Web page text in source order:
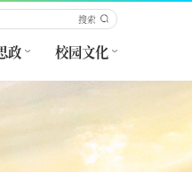
政 校园文化